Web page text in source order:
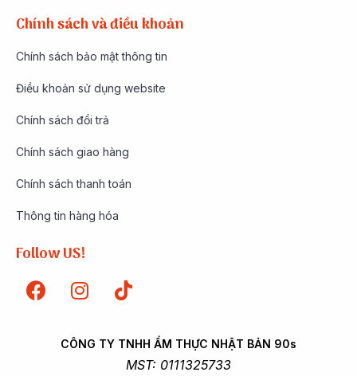
Chính sách và điều khoản
Chính sách bảo mật thông tin
Điều khoản sử dụng website
Chính sách đổi trả
Chính sách giao hàng
Chính sách thanh toán
Thông tin hàng hóa
Follow US!
CÔNG TY TNHH ẨM THỰC NHẬT BẢN 90s
MST: 0111325733